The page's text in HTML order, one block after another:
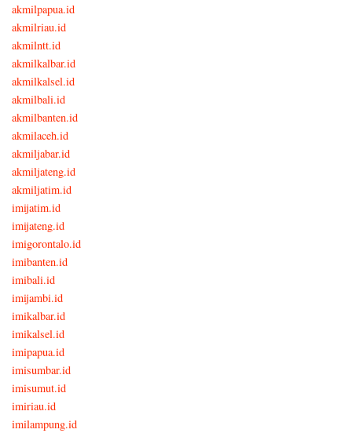
akmilpapua.id
akmilriau.id
akmilntt.id
akmilkalbar.id
akmilkalsel.id
akmilbali.id
akmilbanten.id
akmilaceh.id
akmiljabar.id
akmiljateng.id
akmiljatim.id
imijatim.id
imijateng.id
imigorontalo.id
imibanten.id
imibali.id
imijambi.id
imikalbar.id
imikalsel.id
imipapua.id
imisumbar.id
imisumut.id
imiriau.id
imilampung.id